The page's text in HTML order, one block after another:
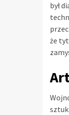
był
że